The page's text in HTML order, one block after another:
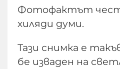
Фотофактът
хиляди думи.
Тази снимка е
бе изваден на